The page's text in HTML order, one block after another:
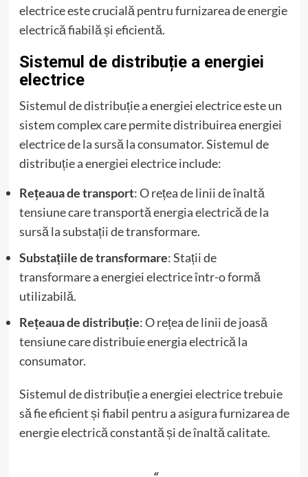
electrice este crucială pentru furnizarea de energie
electrică fiabilă și eficientă.
Sistemul de distribuție a energiei
electrice
Sistemul de distribuție a energiei electrice este un
sistem complex care permite distribuirea energiei
electrice de la sursă la consumator. Sistemul de
distribuție a energiei electrice include:
Rețeaua de transport: O rețea de linii de înaltă
tensiune care transportă energia electrică de la
sursă la substații de transformare.
Substațiile de transformare: Stații de
transformare a energiei electrice într-o formă
utilizabilă.
Rețeaua de distribuție: O rețea de linii de joasă
tensiune care distribuie energia electrică la
consumator.
Sistemul de distribuție a energiei electrice trebuie
să fie eficient și fiabil pentru a asigura furnizarea de
energie electrică constantă și de înaltă calitate.